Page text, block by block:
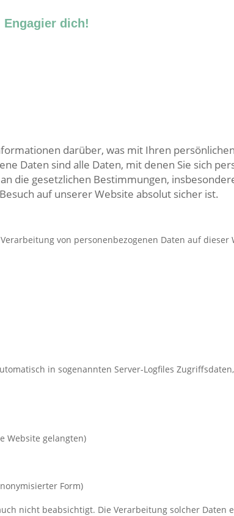
Engagier dich!
darüber, was mit Ihren
Daten sind alle Daten, mit denen Sie sich
die gesetzlichen Bestimmungen,
auf unserer Website absolut sicher ist.
von personenbezogenen Daten auf dieser
in sogenannten Server-Logfiles
Website gelangten)
Form)
nicht beabsichtigt. Die Verarbeitung solcher Daten